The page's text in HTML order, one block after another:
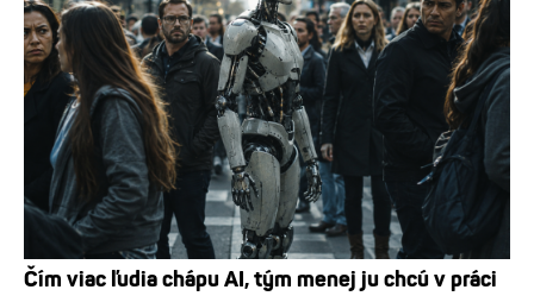
Čím viac ľudia chápu AI, tým menej ju chcú v práci